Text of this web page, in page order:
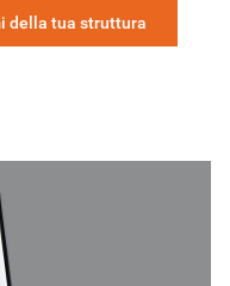
della tua struttura